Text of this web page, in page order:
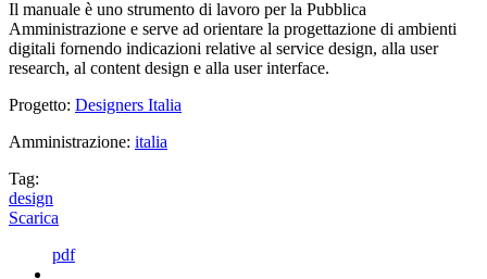
Il manuale è uno strumento di lavoro per la Pubblica
Amministrazione e serve ad orientare la progettazione di ambienti
digitali fornendo indicazioni relative al service design, alla user
research, al content design e alla user interface.
Progetto: Designers Italia
Amministrazione: italia
Tag:
design
Scarica
pdf